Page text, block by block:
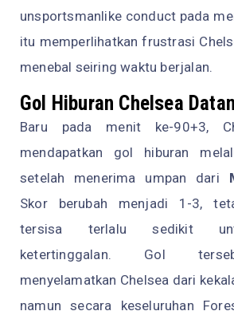
unsportsmanlike conduct pada
itu memperlihatkan frustrasi
menebal seiring waktu berjalan.
Gol Hiburan Chelsea
Baru pada menit ke-90+3,
mendapatkan gol hiburan
setelah menerima umpan dari
Skor berubah menjadi 1-3,
tersisa terlalu sedikit
ketertinggalan. Gol
menyelamatkan Chelsea dari
namun secara keseluruhan